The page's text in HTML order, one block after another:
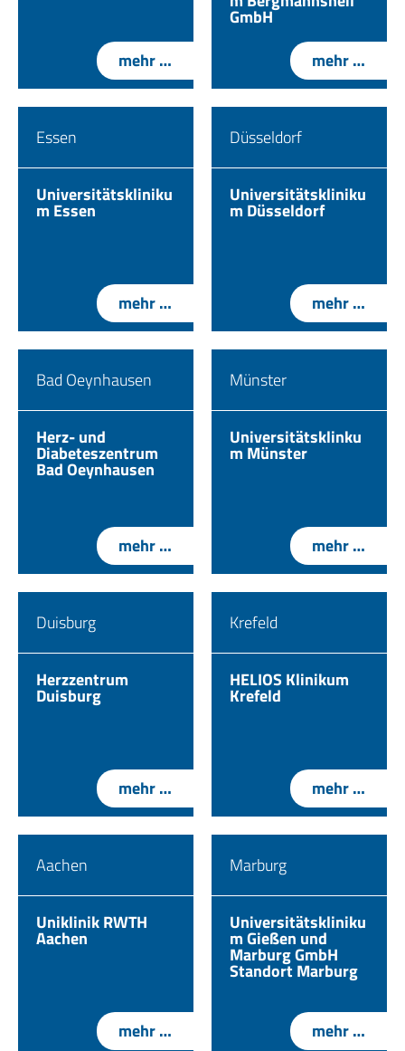
mehr …
GmbH
mehr …
Essen
Universitätskliniku
m Essen
mehr …
Düsseldorf
Universitätskliniku
m Düsseldorf
mehr …
Bad Oeynhausen
Herz- und
Diabeteszentrum
Bad Oeynhausen
mehr …
Münster
Universitätsklinku
m Münster
mehr …
Duisburg
Herzzentrum
Duisburg
mehr …
Krefeld
HELIOS Klinikum
Krefeld
mehr …
Aachen
Uniklinik RWTH
Aachen
mehr …
Marburg
Universitätskliniku
m Gießen und
Marburg GmbH
Standort Marburg
mehr …